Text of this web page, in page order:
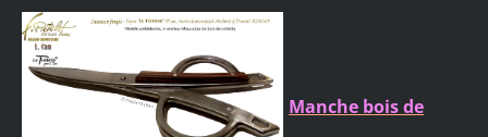
Manche bois de